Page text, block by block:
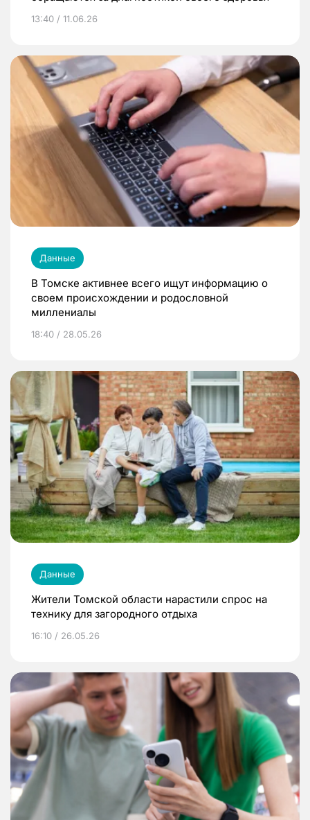
13:40 / 11.06.26
Данные
В Томске активнее всего ищут информацию о
своем происхождении и родословной
миллениалы
18:40 / 28.05.26
Данные
Жители Томской области нарастили спрос на
технику для загородного отдыха
16:10 / 26.05.26